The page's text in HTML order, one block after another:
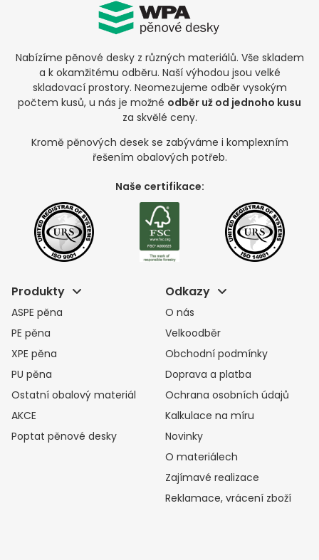
Produkty
ASPE pěna
PE pěna
XPE pěna
PU pěna
Ostatní obalový materiál
AKCE
Poptat pěnové desky
Odkazy
O nás
Velkoodběr
Obchodní podmínky
Doprava a platba
Ochrana osobních údajů
Kalkulace na míru
Novinky
O materiálech
Zajímavé realizace
Reklamace, vrácení zboží
Nabízíme pěnové desky z různých materiálů. Vše skladem
a k okamžitému odběru. Naší výhodou jsou velké
skladovací prostory. Neomezujeme odběr vysokým
počtem kusů, u nás je možné odběr už od jednoho kusu
za skvělé ceny.
Kromě pěnových desek se zabýváme i komplexním
řešením obalových potřeb.
Naše certifikace: